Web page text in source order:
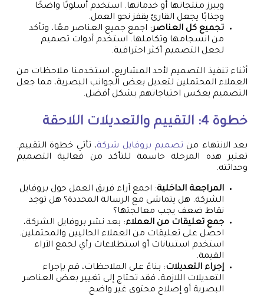
ويبرز منتجاتها أو خدماتها. استخدم أسلوبًا واضحًا
وجذابًا يجعل القارئ يقفز نحو العمل.
تجميع كل العناصر: اجمع جميع العناصر معًا، وتأكد
من انسجامها وتكاملها. استخدم أدوات تصميم
لجعل التصميم أكثر احترافية.
أثناء تنفيذ التصميم لأحد المشاريع، استخدمنا ملاحظات من
العملاء المحتملين لتعديل بعض الجوانب البصرية، مما جعل
التصميم يعكس احتياجاتهم بشكل أفضل.
خطوة 4: التقييم والتعديلات اللاحقة
بعد الانتهاء من تصميم بروفايل شركة، تأتي خطوة التقييم.
تعتبر هذه المرحلة حاسمة للتأكد من فعالية التصميم
وحداثته.
المراجعة الداخلية: اجمع آراء فريق العمل حول بروفايل
الشركة. هل يتماشى مع الرسالة المحددة؟ هل توجد
نقاط ضعف يجب معالجتها؟
جمع تعليقات من العملاء: بعد نشر بروفايل الشركة،
احصل على تعليقات من العملاء الحاليين والمحتملين.
استخدم استبيانات أو استطلاعات رأي لجمع الآراء
القيمة.
إجراء التعديلات: بناءً على الملاحظات، قم بإجراء
التعديلات اللازمة، فقد تحتاج إلى تغيير بعض العناصر
البصرية أو إصلاح محتوى غير واضح.